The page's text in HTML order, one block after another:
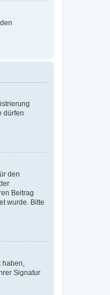
dürfen
den
Beitrag
wurde. Bitte
haben,
Signatur